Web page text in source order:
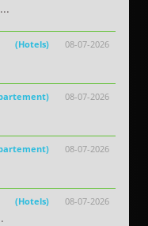
08-07-2026
(Hotels)
08-07-2026
08-07-2026
08-07-2026
(Hotels)